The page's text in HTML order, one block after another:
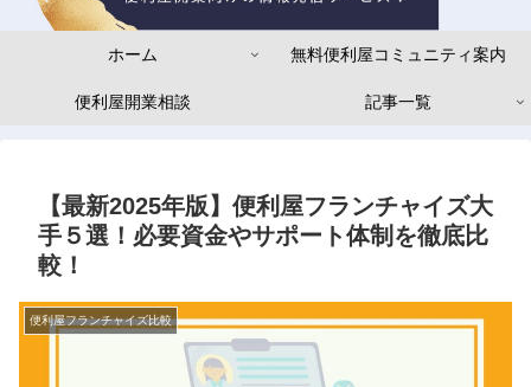
ホーム 無料便利屋コミュニティ案内
便利屋開業相談 記事一覧
【最新2025年版】便利屋フランチャイズ大
手５選！必要資金やサポート体制を徹底比
較！
便利屋フランチャイズ比較